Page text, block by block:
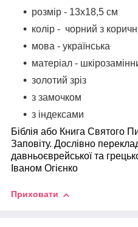
розмір - 13х18,5 см
колір - чорний з
мова - українська
матеріал -
золотий зріз
з замочком
з індексами
Біблія або Книга Святого
Заповіту. Дослівно
давньоєврейської та
Іваном Огієнко
Приховати